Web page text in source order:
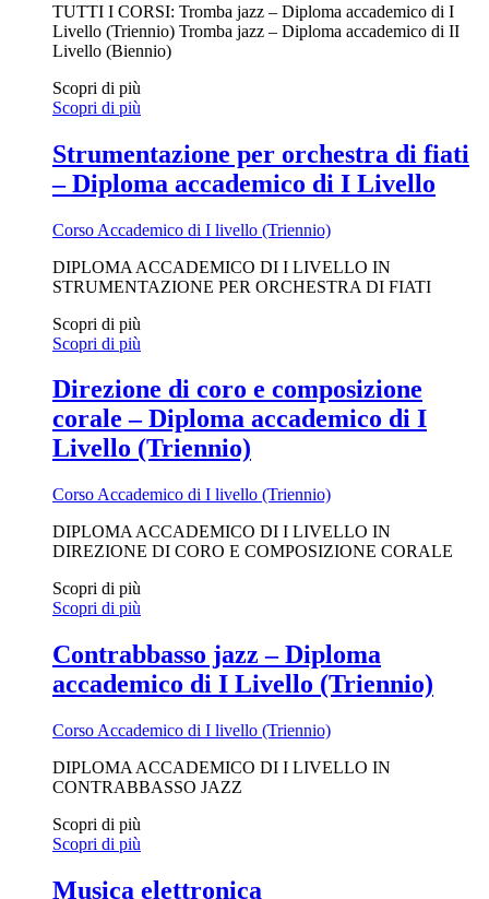
TUTTI I CORSI: Tromba jazz – Diploma accademico di I
Livello (Triennio) Tromba jazz – Diploma accademico di II
Livello (Biennio)
Scopri di più
Scopri di più
Strumentazione per orchestra di fiati
– Diploma accademico di I Livello
Corso Accademico di I livello (Triennio)
DIPLOMA ACCADEMICO DI I LIVELLO IN
STRUMENTAZIONE PER ORCHESTRA DI FIATI
Scopri di più
Scopri di più
Direzione di coro e composizione
corale – Diploma accademico di I
Livello (Triennio)
Corso Accademico di I livello (Triennio)
DIPLOMA ACCADEMICO DI I LIVELLO IN
DIREZIONE DI CORO E COMPOSIZIONE CORALE
Scopri di più
Scopri di più
Contrabbasso jazz – Diploma
accademico di I Livello (Triennio)
Corso Accademico di I livello (Triennio)
DIPLOMA ACCADEMICO DI I LIVELLO IN
CONTRABBASSO JAZZ
Scopri di più
Scopri di più
Musica elettronica